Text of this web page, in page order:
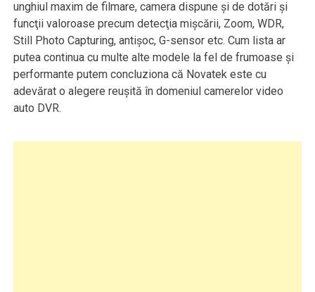
unghiul maxim de filmare, camera dispune şi de dotări şi
funcţii valoroase precum detecţia mişcării, Zoom, WDR,
Still Photo Capturing, antişoc, G-sensor etc. Cum lista ar
putea continua cu multe alte modele la fel de frumoase şi
performante putem concluziona că Novatek este cu
adevărat o alegere reuşită în domeniul camerelor video
auto DVR.